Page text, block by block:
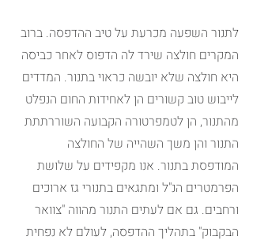
לתנור השפעה מכרעת על טיב ההדפסה. ברוב
המקרים חולצה שירד לה הדפוס לאחר כביסה
היא חולצה שלא יובשה כראוי בתנור. המדדים
לייבוש טוב קשורים הן לאחידות החום הנפלט
מהתנור, הן לטמפרטורה הקבועה השוררתתת
התנור והן משך השהייה של החולצה
המודפסת בתנור. אנו מקפידים על שלושת
הפרמטרים הנ"ל ומתגאים בתנורי גז ארוכים
ורחבים. גם אם לעתים התנור מהווה "צוואר
הבקבוק" בתהליך ההדפסה, לעולם לא נפחית